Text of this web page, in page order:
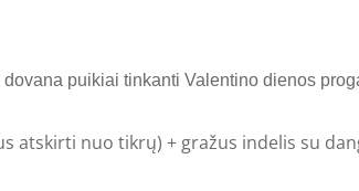
puikiai tinkanti Valentino dienos
atskirti nuo tikrų) + gražus indelis su